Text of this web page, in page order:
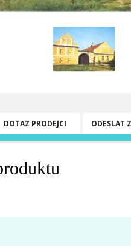
DOTAZ PRODEJCI ODESLAT